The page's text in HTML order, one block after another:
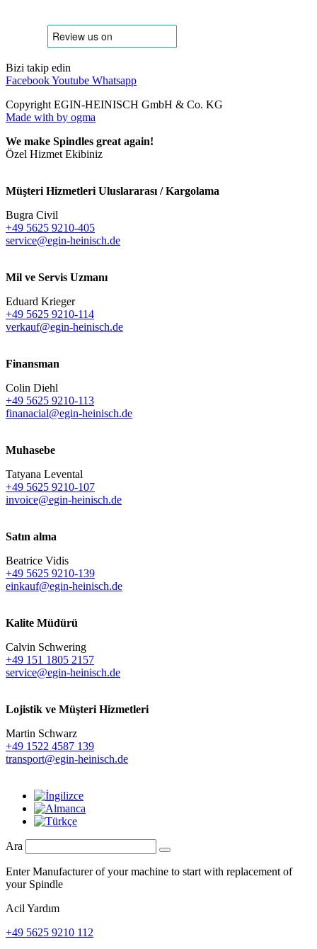
Bizi takip edin
FacebookYoutube Whatsapp
Copyright EGIN-HEINISCH GmbH & Co. KG
Made with by ogma
We make Spindles great again!
Özel Hizmet Ekibiniz
Müşteri Hizmetleri Uluslararası / Kargolama
Bugra Civil
+49 5625 9210-405
service@egin-heinisch.de
Mil ve Servis Uzmanı
Eduard Krieger
+49 5625 9210-114
verkauf@egin-heinisch.de
Finansman
Colin Diehl
+49 5625 9210-113
finanacial@egin-heinisch.de
Muhasebe
Tatyana Levental
+49 5625 9210-107
invoice@egin-heinisch.de
Satın alma
Beatrice Vidis
+49 5625 9210-139
einkauf@egin-heinisch.de
Kalite Müdürü
Calvin Schwering
+49 151 1805 2157
service@egin-heinisch.de
Lojistik ve Müşteri Hizmetleri
Martin Schwarz
+49 1522 4587 139
transport@egin-heinisch.de
Ara
Enter Manufacturer of your machine to start with replacement of
your Spindle
Acil Yardım
+49 5625 9210 112